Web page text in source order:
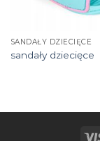
SANDAŁY DZIECIĘCE
sandały dziecięce